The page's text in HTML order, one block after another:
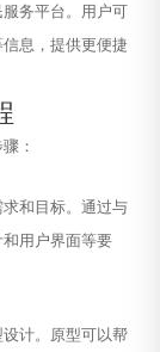
务平台。用户可
息，提供更便捷
：
和目标。通过与
用户界面等要
计。原型可以帮